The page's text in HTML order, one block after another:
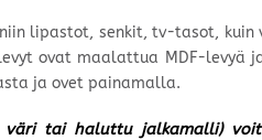
lipastot, senkit, tv-tasot,
ovat maalattua MDF-levyä
ja ovet painamalla.
tai haluttu jalkamalli)